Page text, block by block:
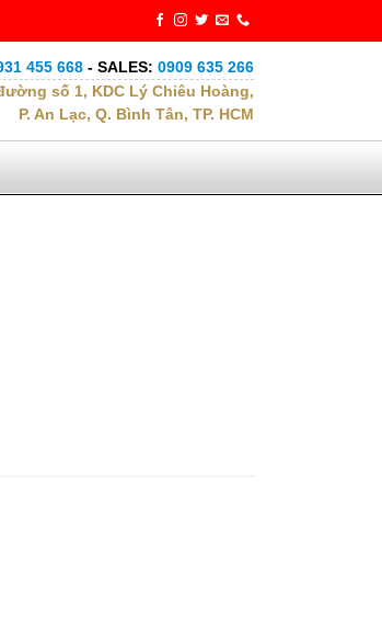
455 668 - SALES: 0909 635 266
số 1, KDC Lý Chiêu Hoàng,
P. An Lạc, Q. Bình Tân, TP. HCM